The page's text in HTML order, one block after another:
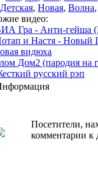
Детская, Новая, Волна,
видео:
Гра - Анти-гейша
и Настя - Новый
видюха
Дом2 (пародия на
русский рэп
Посетители,
комментарии к